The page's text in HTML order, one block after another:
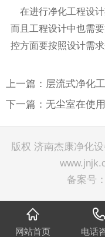
在进行净化工程设计
而且工程设计中也需
控方面要按照设计需求
上一篇：层流式净化
下一篇：无尘室在使
版权 济南杰康净化
备案号
网站首页 电话